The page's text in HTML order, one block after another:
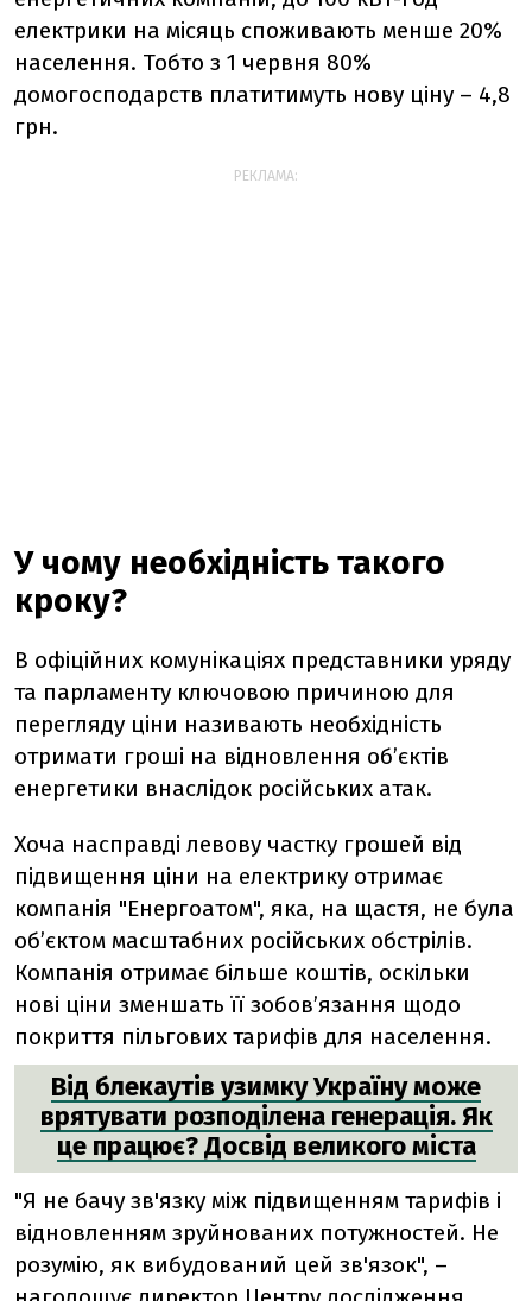
електрики на місяць споживають менше 20%
населення. Тобто з 1 червня 80%
домогосподарств платитимуть нову ціну – 4,8
грн.
РЕКЛАМА:
У чому необхідність такого
кроку?
В офіційних комунікаціях представники уряду
та парламенту ключовою причиною для
перегляду ціни називають необхідність
отримати гроші на відновлення об’єктів
енергетики внаслідок російських атак.
Хоча насправді левову частку грошей від
підвищення ціни на електрику отримає
компанія "Енергоатом", яка, на щастя, не була
об’єктом масштабних російських обстрілів.
Компанія отримає більше коштів, оскільки
нові ціни зменшать її зобов’язання щодо
покриття пільгових тарифів для населення.
Від блекаутів узимку Україну може
врятувати розподілена генерація. Як
це працює? Досвід великого міста
"Я не бачу зв'язку між підвищенням тарифів і
відновленням зруйнованих потужностей. Не
розумію, як вибудований цей зв'язок", –